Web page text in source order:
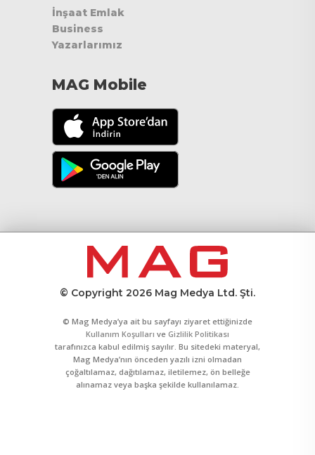
İnşaat Emlak
Business
Yazarlarımız
MAG Mobile
© Copyright 2026 Mag Medya Ltd. Şti.
© Mag Medya’ya ait bu sayfayı ziyaret ettiğinizde
Kullanım Koşulları ve Gizlilik Politikası
tarafınızca kabul edilmiş sayılır. Bu sitedeki materyal,
Mag Medya’nın önceden yazılı izni olmadan
çoğaltılamaz, dağıtılamaz, iletilemez, ön belleğe
alınamaz veya başka şekilde kullanılamaz.